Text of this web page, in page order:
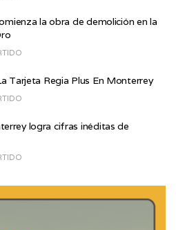
la obra de demolición en la
Tarjeta Regia Plus En Monterrey
logra cifras inéditas de